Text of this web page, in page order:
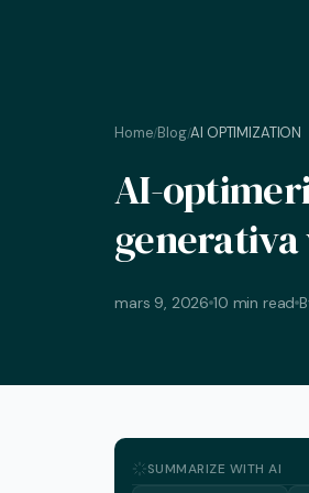
Home/Blog/AI OPTIMIZATION
AI-
mars 9, 2026 10 min read
SUMMARIZE WITH AI